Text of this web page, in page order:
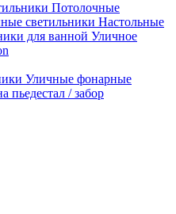
Потолочные
светильники Настольные
для ванной Уличное
Уличные фонарные
пьедестал / забор